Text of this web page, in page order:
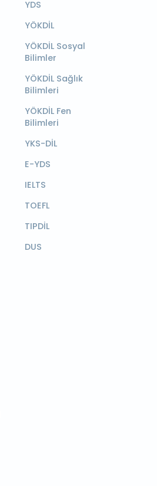
YDS
YÖKDİL
YÖKDİL Sosyal
Bilimler
YÖKDİL Sağlık
Bilimleri
YÖKDİL Fen
Bilimleri
YKS-DİL
E-YDS
IELTS
TOEFL
TIPDİL
DUS